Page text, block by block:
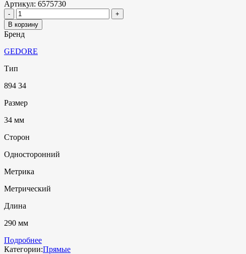
Артикул: 6575730
В корзину
Бренд
GEDORE
Тип
894 34
Размер
34 мм
Сторон
Односторонний
Метрика
Метрический
Длина
290 мм
Подробнее
Категории:Прямые